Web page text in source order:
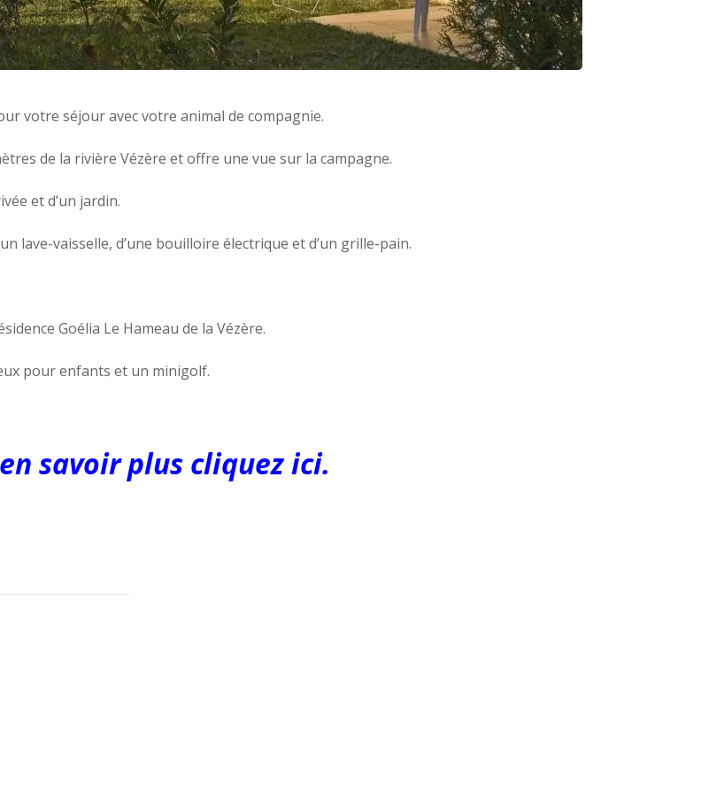
votre séjour avec votre animal de compagnie.
de la rivière Vézère et offre une vue sur la campagne.
et d’un jardin.
lave-vaisselle, d’une bouilloire électrique et d’un grille-pain.
Goélia Le Hameau de la Vézère.
pour enfants et un minigolf.
savoir plus cliquez ici.